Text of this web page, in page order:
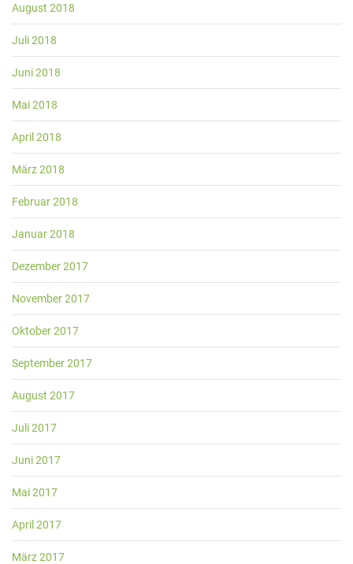
August 2018
Juli 2018
Juni 2018
Mai 2018
April 2018
März 2018
Februar 2018
Januar 2018
Dezember 2017
November 2017
Oktober 2017
September 2017
August 2017
Juli 2017
Juni 2017
Mai 2017
April 2017
März 2017